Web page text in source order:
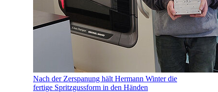
Nach der Zerspanung hält Hermann Winter die
fertige Spritzgussform in den Händen